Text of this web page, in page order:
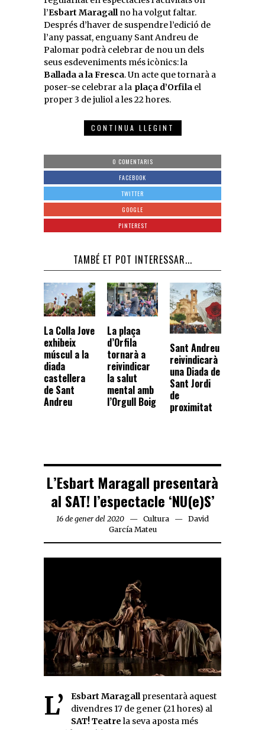
l’Esbart Maragallno ha volgut faltar.
Després d’haver de suspendre l’edició de
l’any passat, enguany Sant Andreu de
Palomar podrà celebrar de nou un dels
seus esdeveniments més icònics: la
Ballada a la Fresca. Un acte que tornarà a
poser-se celebrar a la plaça d’Orfila el
proper 3 de juliol a les 22 hores.
CONTINUA LLEGINT
0 COMENTARIS
FACEBOOK
TWITTER
GOOGLE
PINTEREST
TAMBÉ ET POT INTERESSAR...
La Colla Jove
exhibeix
múscul a la
diada
castellera
de Sant
Andreu
La plaça
d’Orfila
tornarà a
reivindicar
la salut
mental amb
l’Orgull Boig
Sant Andreu
reivindicarà
una Diada de
Sant Jordi
de
proximitat
L’Esbart Maragall presentarà
al SAT! l’espectacle ‘NU(e)S’
16 de gener del 2020 Cultura
David
García Mateu
L’ Esbart Maragallpresentarà aquest
divendres 17 de gener (21 hores) al
SAT! Teatrela seva aposta més